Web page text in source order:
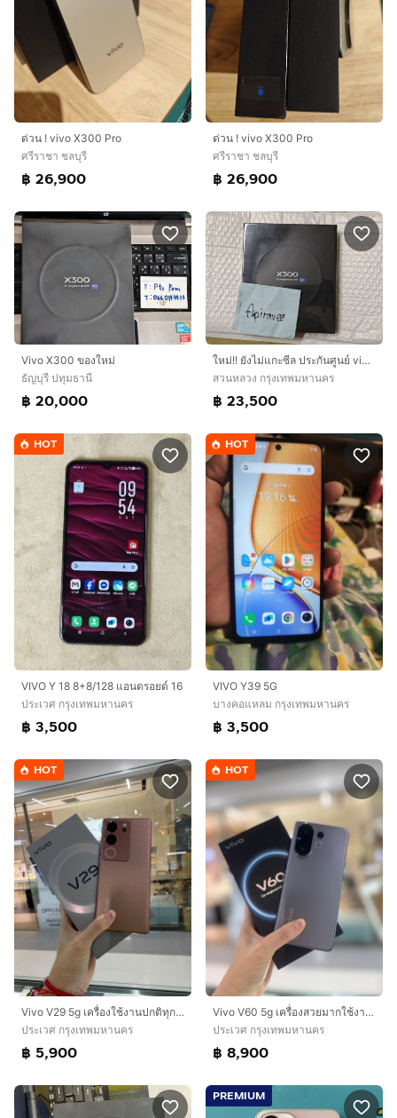
ด่วน ! vivo X300 Pro
ศรีราชา ชลบุรี
฿ 26,900
ด่วน ! vivo X300 Pro
ศรีราชา ชลบุรี
฿ 26,900
Vivo X300 ของใหม่
ธัญบุรี ปทุมธานี
฿ 20,000
ใหม่!! ยังไม่แกะซีล ประกันศูนย์ vivo X300 (12+256G) โทรศัพท์มือถือ Dimensity 9500 กล้องหลัก 200MP ZEISS, OriginOS 6, ชาร์จไว 90W+ชาร์จไร้สาย 40Wสี helo pink
สวนหลวง กรุงเทพมหานคร
฿ 23,500
HOT
VIVO Y 18 8+8/128 แอนดรอยด์ 16
ประเวศ กรุงเทพมหานคร
฿ 3,500
HOT
VIVO Y39 5G
บางคอแหลม กรุงเทพมหานคร
฿ 3,500
HOT
Vivo V29 5g เครื่องใช้งานปกติทุกอย่าง
ประเวศ กรุงเทพมหานคร
฿ 5,900
HOT
Vivo V60 5g เครื่องสวยมากใช้งานปกติทุกอย่าง
ประเวศ กรุงเทพมหานคร
฿ 8,900
PREMIUM